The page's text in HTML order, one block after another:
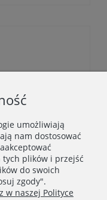
otrzymywać
umożliwiają
nam dostosować
tych plików i przejść
do swoich
zgody".
w naszej Polityce